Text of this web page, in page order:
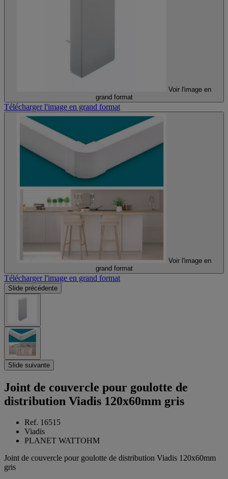
Voir l'image en
grand format
Télécharger l'image en grand format
Voir l'image en
grand format
Télécharger l'image en grand format
Slide précédente
Slide suivante
Joint de couvercle pour goulotte de
distribution Viadis 120x60mm gris
Ref. 16515
Viadis
PLANET WATTOHM
Joint de couvercle pour goulotte de distribution Viadis 120x60mm
gris